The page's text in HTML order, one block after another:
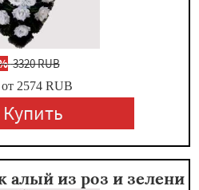
3320 RUB
2574 RUB
Купить
алый из роз и зелени